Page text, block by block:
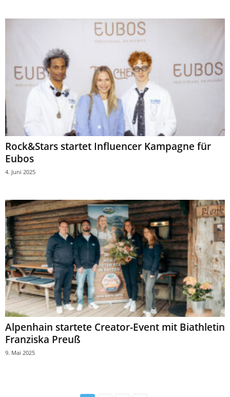
Rock&Stars startet Influencer Kampagne für
Eubos
4. Juni 2025
Alpenhain startete Creator-Event mit Biathletin
Franziska Preuß
9. Mai 2025